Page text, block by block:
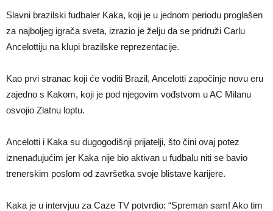
igrača!
Slavni brazilski fudbaler Kaka, koji je u jednom periodu proglašen
za najboljeg igrača sveta, izrazio je želju da se pridruži Carlu
Ancelottiju na klupi brazilske reprezentacije.
Kao prvi stranac koji će voditi Brazil, Ancelotti započinje novu eru
zajedno s Kakom, koji je pod njegovim vođstvom u AC Milanu
osvojio Zlatnu loptu.
Ancelotti i Kaka su dugogodišnji prijatelji, što čini ovaj potez
iznenađujućim jer Kaka nije bio aktivan u fudbalu niti se bavio
trenerskim poslom od završetka svoje blistave karijere.
Kaka je u intervjuu za Caze TV potvrdio: “Spreman sam! Ako tim